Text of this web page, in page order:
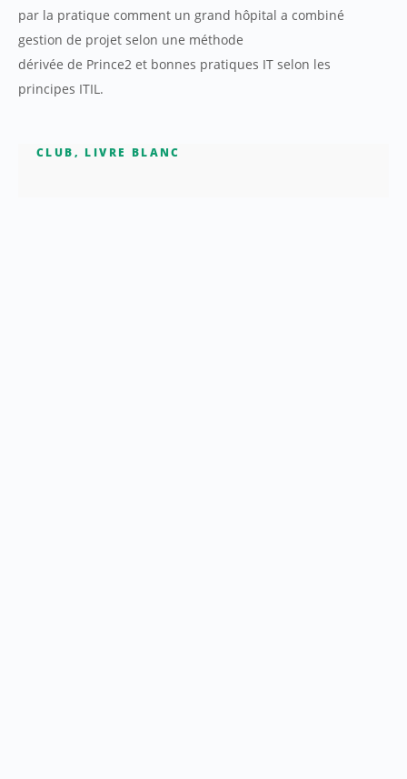
par la pratique comment un grand hôpital a combiné
gestion de projet selon une méthode
dérivée de Prince2 et bonnes pratiques IT selon les
principes ITIL.
CLUB, LIVRE BLANC